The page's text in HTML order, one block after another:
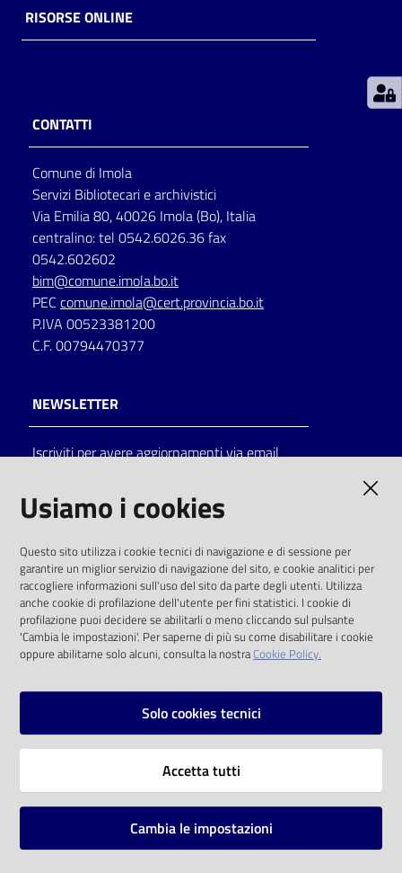
storico
per
lettura
Seguici
su
Catalogo
on line
Eventi
Chiedi al
bibliotecario
RISORSE ONLINE
CONTATTI
Comune di Imola
Servizi Bibliotecari e archivistici
Via Emilia 80, 40026 Imola (Bo), Italia
centralino: tel 0542.6026.36 fax
0542.602602
bim@comune.imola.bo.it
PEC comune.imola@cert.provincia.bo.it
P.IVA 00523381200
C.F. 00794470377
NEWSLETTER
Iscriviti per avere aggiornamenti via email
solo alle condizioni previste dalla direttiva
comunitaria 2003/98/CE e dal d.lgs. 36/2006
SOCIAL
Instagram
Vai alla pagina
Mappa del sito
Usiamo i cookies
Questo sito utilizza i cookie tecnici di navigazione e di sessione per
garantire un miglior servizio di navigazione del sito, e cookie analitici per
raccogliere informazioni sull'uso del sito da parte degli utenti. Utilizza
anche cookie di profilazione dell'utente per fini statistici. I cookie di
profilazione puoi decidere se abilitarli o meno cliccando sul pulsante
'Cambia le impostazioni'. Per saperne di più su come disabilitare i cookie
oppure abilitarne solo alcuni, consulta la nostraCookie Policy.
Solo cookies tecnici
Accetta tutti
Cambia le impostazioni